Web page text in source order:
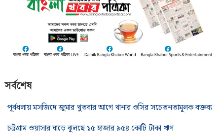
সর্বশেষ
পূর্বধলায় মসজিদে জুমার খুতবার আগে থানার ওসির সচেতনতামূলক বক্তব্য
চট্টগ্রাম ওয়াসার ঘাড়ে ঝুলছে ১৫ হাজার ৯৫৪ কোটি টাকা ঋণ